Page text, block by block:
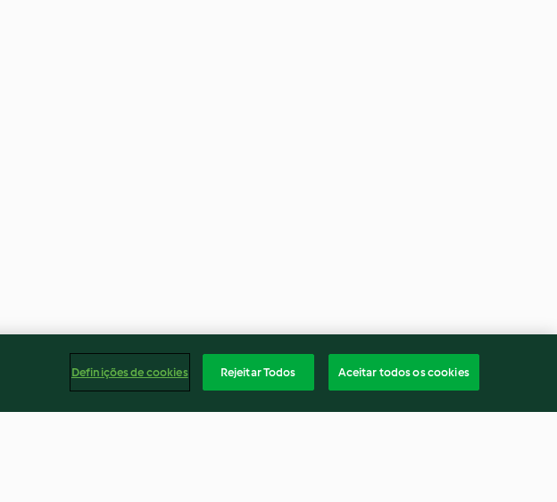
Definições de cookies Rejeitar Todos Aceitar todos os cookies